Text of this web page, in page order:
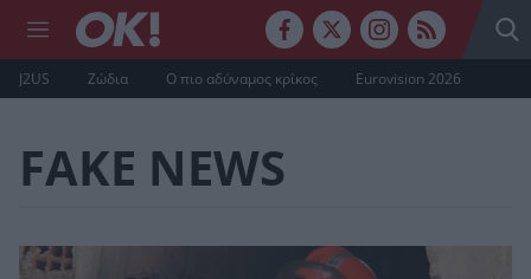
J2US Ζώδια Ο πιο αδύναμος κρίκος Eurovision 2026
FAKE NEWS